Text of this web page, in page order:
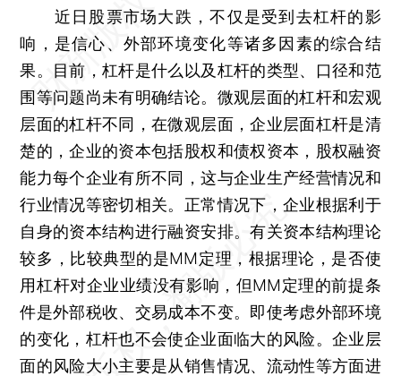
近日股票市场大跌，不仅是受到去杠杆的影
响，是信心、外部环境变化等诸多因素的综合结
果。目前，杠杆是什么以及杠杆的类型、口径和范
围等问题尚未有明确结论。微观层面的杠杆和宏观
层面的杠杆不同，在微观层面，企业层面杠杆是清
楚的，企业的资本包括股权和债权资本，股权融资
能力每个企业有所不同，这与企业生产经营情况和
行业情况等密切相关。正常情况下，企业根据利于
自身的资本结构进行融资安排。有关资本结构理论
较多，比较典型的是MM定理，根据理论，是否使
用杠杆对企业业绩没有影响，但MM定理的前提条
件是外部税收、交易成本不变。即使考虑外部环境
的变化，杠杆也不会使企业面临大的风险。企业层
面的风险大小主要是从销售情况、流动性等方面进